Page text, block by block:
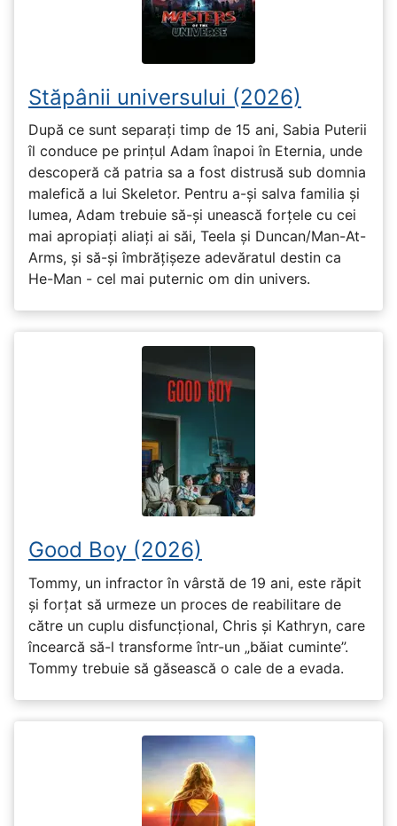
Stăpânii universului (2026)
După ce sunt separați timp de 15 ani, Sabia Puterii
îl conduce pe prințul Adam înapoi în Eternia, unde
descoperă că patria sa a fost distrusă sub domnia
malefică a lui Skeletor. Pentru a-și salva familia și
lumea, Adam trebuie să-și unească forțele cu cei
mai apropiați aliați ai săi, Teela și Duncan/Man-At-
Arms, și să-și îmbrățișeze adevăratul destin ca
He-Man - cel mai puternic om din univers.
Good Boy (2026)
Tommy, un infractor în vârstă de 19 ani, este răpit
și forțat să urmeze un proces de reabilitare de
către un cuplu disfuncțional, Chris și Kathryn, care
încearcă să-l transforme într-un „băiat cuminte”.
Tommy trebuie să găsească o cale de a evada.